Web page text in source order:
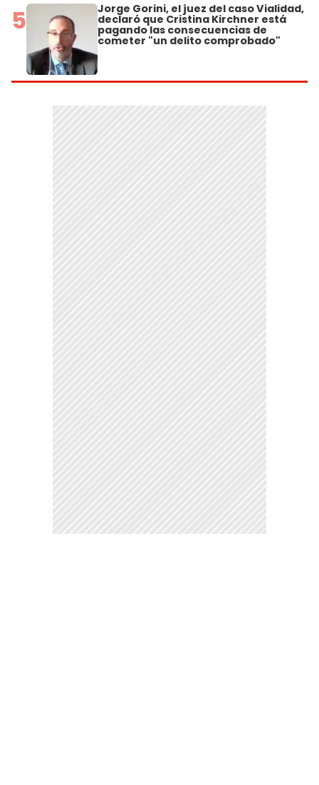
5 Jorge Gorini, el juez del caso Vialidad,
declaró que Cristina Kirchner está
pagando las consecuencias de
cometer "un delito comprobado"